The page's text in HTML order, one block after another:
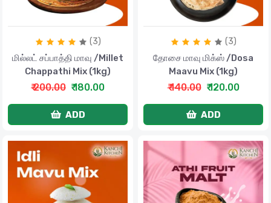
(3)
மில்லட் சப்பாத்தி மாவு /Millet
Chappathi Mix (1kg)
₹ 200.00 ₹ 180.00
ADD
(3)
தோசை மாவு மிக்ஸ் /Dosa
Maavu Mix (1kg)
₹ 140.00 ₹ 120.00
ADD